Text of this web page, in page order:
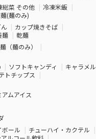
総菜 その他
冷凍米飯
(麺のみ)
カップ焼きそば
麺
乾麺
（麺のみ）
ソフトキャンディ
キャラメル
トチップス
ムアイス
ボール
チューハイ・カクテル